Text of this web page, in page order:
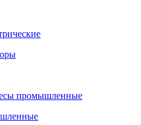
промышленные